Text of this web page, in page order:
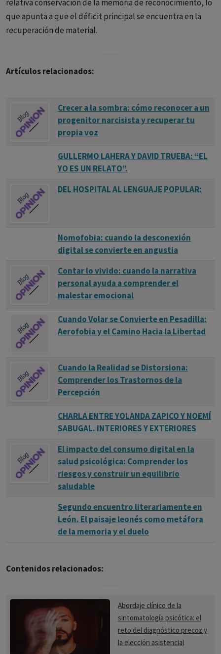
Evans, 1978).
relativa conservación de la memoria de reconocimiento, lo
que apunta a que el déficit principal se encuentra en la
recuperación de material.
Artículos relacionados:
Crecer a la sombra: cómo reconocer a un
progenitor narcisista y recuperar tu
propia voz
GULLERMO LAHERA Y DAVID TRUEBA: “EL
YO ES UN RELATO”.
DEL HOSPITAL AL LENGUAJE POPULAR:
Nomofobia: cuando la desconexión
digital se convierte en angustia
Contar lo vivido: cuando la narrativa
personal ayuda a comprender el
malestar emocional
Cuando Volar se Convierte en Pesadilla:
Aerofobia y el Camino Hacia la Libertad
Cuando la Realidad se Distorsiona:
Comprender los Trastornos de la
Percepción
CHARLA ENTRE YOLANDA ZAPICO Y NOEMÍ
SABUGAL. INTERIORES Y EXTERIORES
El impacto del consumo digital en la
salud psicológica: Comprender los
riesgos y construir un equilibrio
saludable
Segundo encuentro literariamente en
León. El paisaje leonés como metáfora
de la memoria y el duelo
Contenidos relacionados:
Abordaje clínico de la
sintomatología psicótica: el
reto del diagnóstico precoz y
la elección asistencial